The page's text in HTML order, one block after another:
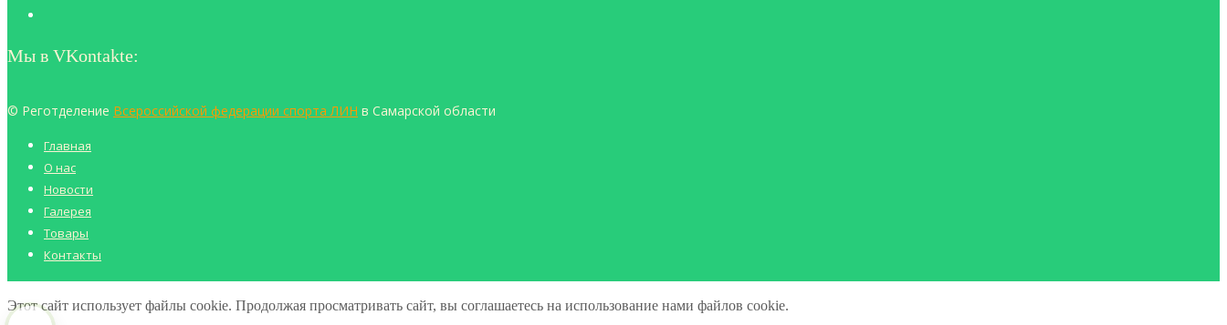
Мы в VKontakte:
© Реготделение Всероссийской федерации спорта ЛИН в Самарской области
Главная
О нас
Новости
Галерея
Товары
Контакты
Этот сайт использует файлы cookie. Продолжая просматривать сайт, вы соглашаетесь на использование нами файлов cookie.